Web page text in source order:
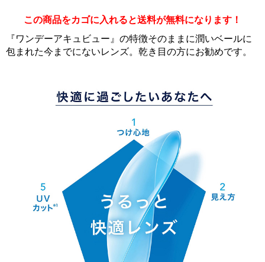
この商品をカゴに入れると送料が無料になります！
『ワンデーアキュビュー』の特徴そのままに潤いベールに
包まれた今までにないレンズ。乾き目の方にお勧めです。